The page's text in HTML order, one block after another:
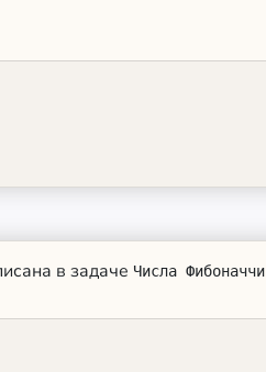
в задаче Числа